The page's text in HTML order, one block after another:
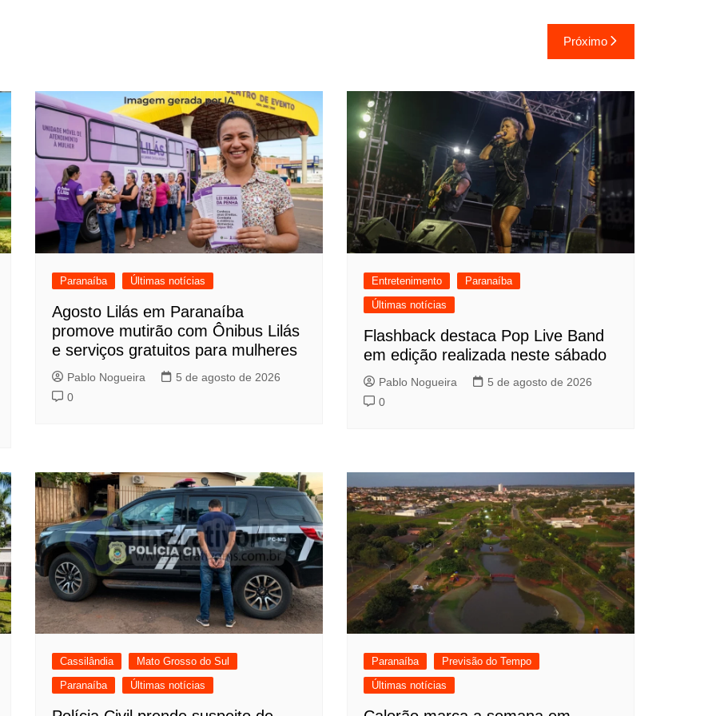
Próximo
Paranaíba Últimas notícias
Agosto Lilás em Paranaíba
promove mutirão com Ônibus Lilás
e serviços gratuitos para mulheres
Pablo Nogueira
5 de agosto de 2026
0
Entretenimento
Paranaíba
Últimas notícias
Flashback destaca Pop Live Band
em edição realizada neste sábado
Pablo Nogueira
5 de agosto de 2026
0
Cassilândia
Mato Grosso do Sul
Paranaíba
Últimas notícias
Paranaíba
Previsão do Tempo
Últimas notícias